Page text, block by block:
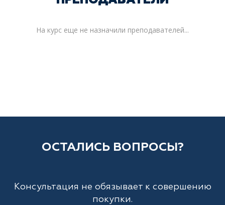
На курс еще не назначили преподавателей...
ОСТАЛИСЬ ВОПРОСЫ?
Консультация не обязывает к совершению
покупки.